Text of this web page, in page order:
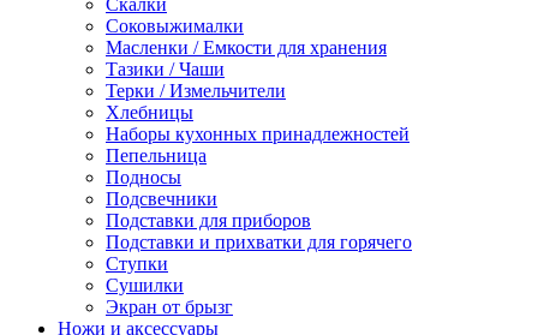
Соковыжималки
Масленки / Емкости для хранения
Тазики / Чаши
Терки / Измельчители
Хлебницы
Наборы кухонных принадлежностей
Пепельница
Подносы
Подсвечники
Подставки для приборов
Подставки и прихватки для горячего
Ступки
Сушилки
Экран от брызг
Ножи и аксессуары